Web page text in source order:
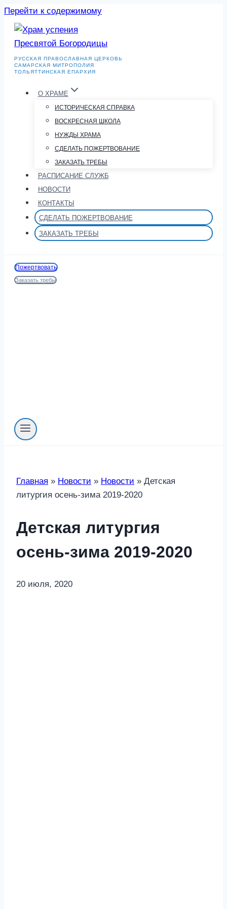
Перейти к содержимому
РУССКАЯ ПРАВОСЛАВНАЯ ЦЕРКОВЬ
САМАРСКАЯ МИТРОПОЛИЯ
ТОЛЬЯТТИНСКАЯ ЕПАРХИЯ
О ХРАМЕ
ИСТОРИЧЕСКАЯ СПРАВКА
ВОСКРЕСНАЯ ШКОЛА
НУЖДЫ ХРАМА
СДЕЛАТЬ ПОЖЕРТВОВАНИЕ
ЗАКАЗАТЬ ТРЕБЫ
РАСПИСАНИЕ СЛУЖБ
НОВОСТИ
КОНТАКТЫ
СДЕЛАТЬ ПОЖЕРТВОВАНИЕ
ЗАКАЗАТЬ ТРЕБЫ
Пожертвовать
Заказать требы
Главная » Новости » Новости » Детская
литургия осень-зима 2019-2020
Детская литургия
осень-зима 2019-2020
20 июля, 2020